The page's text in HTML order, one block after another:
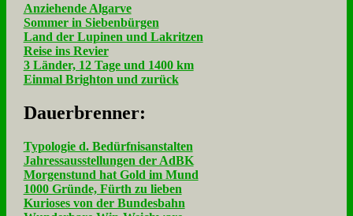
Anziehende Algarve
Sommer in Siebenbürgen
Land der Lupinen und Lakritzen
Reise ins Revier
3 Länder, 12 Tage und 1400 km
Einmal Brighton und zurück
Dau­er­bren­ner:
Typologie d. Bedürfnisanstalten
Jahressausstellungen der AdBK
Morgenstund hat Gold im Mund
1000 Gründe, Fürth zu lieben
Kurioses von der Bundesbahn